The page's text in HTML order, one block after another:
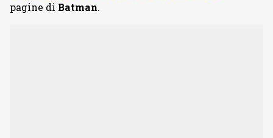
pagine di Batman.